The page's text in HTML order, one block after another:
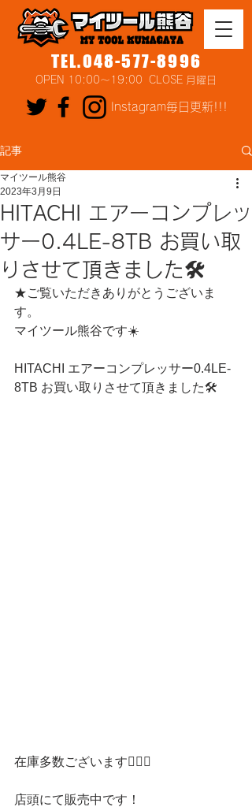
TEL.048-577-8996
OPEN 10:00～19:00 CLOSE 月曜日
Instagram毎日更新!!!
記事
HITACHI エアーコンプレッ
サー0.4LE-8TB お買い取
りさせて頂きました🛠
マイツール熊谷
2023年3月9日
★ご覧いただきありがとうございま
す。
マイツール熊谷です☀️
HITACHI エアーコンプレッサー0.4LE-
8TB お買い取りさせて頂きました🛠
在庫多数ございます💁🏻‍♀️
店頭にて販売中です！